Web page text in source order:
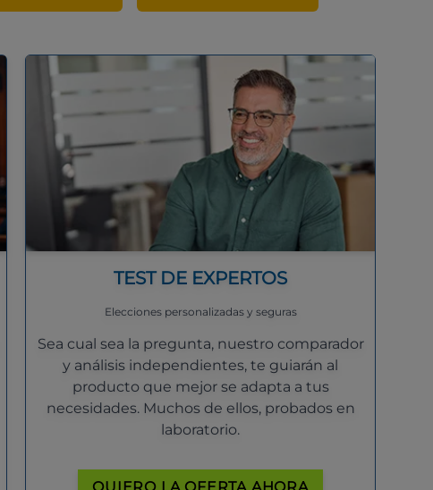
TEST DE EXPERTOS
Elecciones personalizadas y seguras
Sea cual sea la pregunta, nuestro comparador
y análisis independientes, te guiarán al
producto que mejor se adapta a tus
necesidades. Muchos de ellos, probados en
laboratorio.